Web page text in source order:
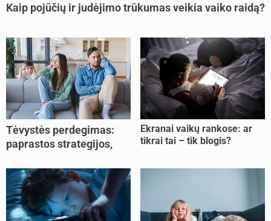
Kaip pojūčių ir judėjimo trūkumas veikia vaiko raidą?
Tėvystės perdegimas:
paprastos strategijos,
jėgas
Ekranai vaikų rankose: ar
tikrai tai – tik blogis?